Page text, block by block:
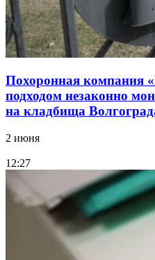
Похоронная компания
подходом незаконно
на кладбища
2 июня
12:27